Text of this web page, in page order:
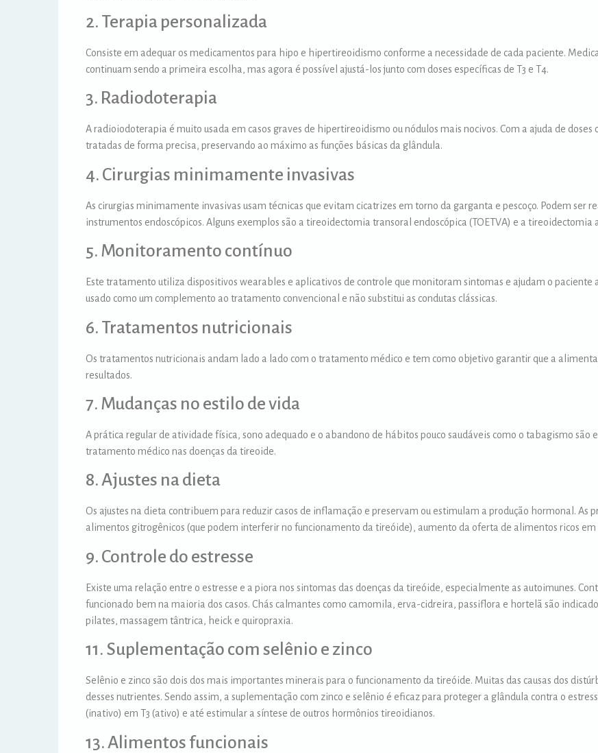
2. Terapia personalizada
Consiste em adequar os medicamentos para hipo e hipertireoidismo conforme a necessidade de cada paciente.
continuam sendo a primeira escolha, mas agora é possível ajustá-los junto com doses específicas de T3 e T4.
3. Radiodoterapia
A radioiodoterapia é muito usada em casos graves de hipertireoidismo ou nódulos mais nocivos. Com a ajuda de
tratadas de forma precisa, preservando ao máximo as funções básicas da glândula.
4. Cirurgias minimamente invasivas
As cirurgias minimamente invasivas usam técnicas que evitam cicatrizes em torno da garganta e pescoço. Podem ser
instrumentos endoscópicos. Alguns exemplos são a tireoidectomia transoral endoscópica (TOETVA) e a tireoidectomia
5. Monitoramento contínuo
Este tratamento utiliza dispositivos wearables e aplicativos de controle que monitoram sintomas e ajudam o paciente
usado como um complemento ao tratamento convencional e não substitui as condutas clássicas.
6. Tratamentos nutricionais
Os tratamentos nutricionais andam lado a lado com o tratamento médico e tem como objetivo garantir que a
resultados.
7. Mudanças no estilo de vida
A prática regular de atividade física, sono adequado e o abandono de hábitos pouco saudáveis como o tabagismo são
tratamento médico nas doenças da tireoide.
8. Ajustes na dieta
Os ajustes na dieta contribuem para reduzir casos de inflamação e preservam ou estimulam a produção hormonal. As
alimentos gitrogênicos (que podem interferir no funcionamento da tireóide), aumento da oferta de alimentos ricos
9. Controle do estresse
Existe uma relação entre o estresse e a piora nos sintomas das doenças da tireóide, especialmente as autoimunes.
funcionado bem na maioria dos casos. Chás calmantes como camomila, erva-cidreira, passiflora e hortelã são
pilates, massagem tântrica, heick e quiropraxia.
11. Suplementação com selênio e zinco
Selênio e zinco são dois dos mais importantes minerais para o funcionamento da tireóide. Muitas das causas dos
desses nutrientes. Sendo assim, a suplementação com zinco e selênio é eficaz para proteger a glândula contra o
(inativo) em T3 (ativo) e até estimular a síntese de outros hormônios tireoidianos.
13. Alimentos funcionais